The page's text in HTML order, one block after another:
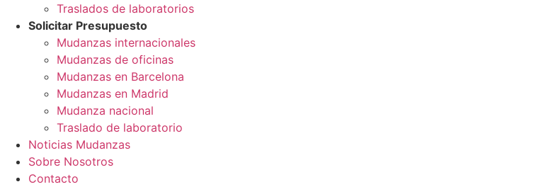
Traslados de laboratorios
Solicitar Presupuesto
Mudanzas internacionales
Mudanzas de oficinas
Mudanzas en Barcelona
Mudanzas en Madrid
Mudanza nacional
Traslado de laboratorio
Noticias Mudanzas
Sobre Nosotros
Contacto